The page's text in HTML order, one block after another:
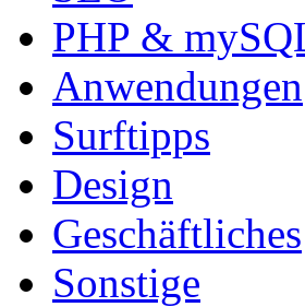
PHP &
Anwendungen
Surftipps
Design
Geschäftliches
Sonstige